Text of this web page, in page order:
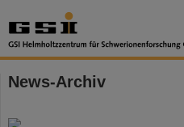
News-Archiv